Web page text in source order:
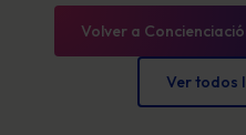
Volver a
Ver todos